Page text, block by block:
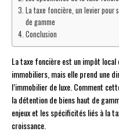
La taxe foncière, un levier pour
de gamme
Conclusion
La taxe foncière est un impôt
immobiliers, mais elle prend une
l’immobilier de luxe. Comment
la détention de biens haut de
enjeux et les spécificités liés à la
croissance.